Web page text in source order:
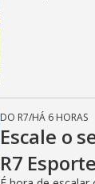
DO R7/HÁ 6 HORAS
Escale o
R7